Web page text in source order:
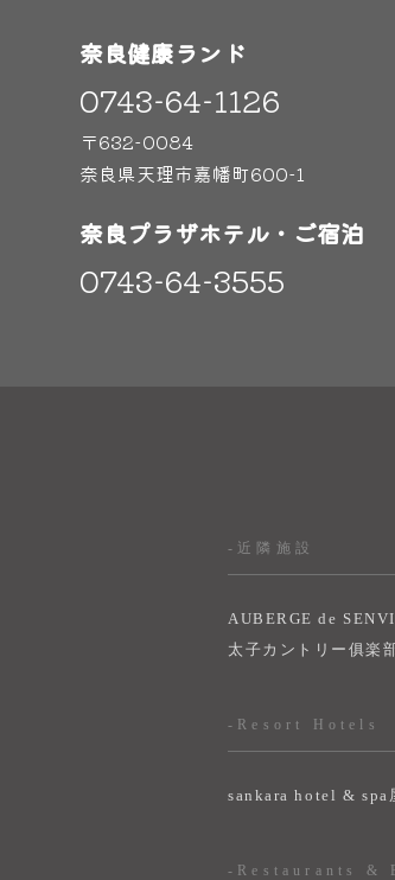
奈良健康ランド
0743-64-1126
〒632-0084
奈良県天理市嘉幡町600-1
奈良プラザホテル・ご宿泊
0743-64-3555
-近隣施設
AUBERGE de
太子カントリー俱楽
-Resort Hotels
sankara hotel & spa
-Restaurants &